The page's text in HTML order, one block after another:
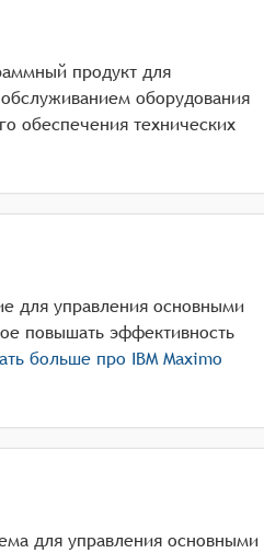
продукт для
оборудования
обеспечения технических
для управления основными
повышать эффективность
больше про IBM Maximo
для управления основными